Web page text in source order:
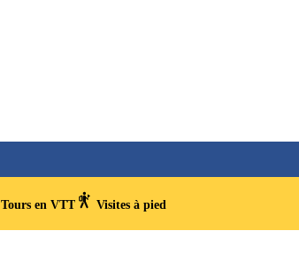
Tours en VTT Visites à pied